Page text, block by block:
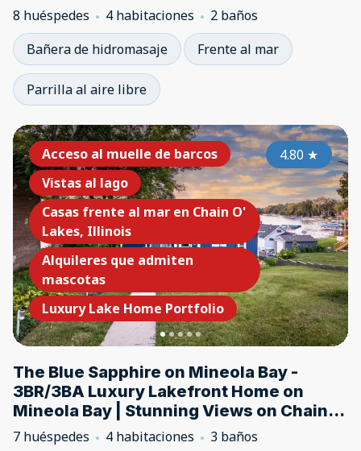
8 huéspedes 4 habitaciones
2 baños
Bañera de hidromasaje
Frente al mar
Parrilla al aire libre
Acceso al muelle de barcos
Vistas al lago
Casas frente al mar en Chain O'
Lakes, Illinois
Alquileres que admiten
mascotas
Luxury Lake Home Portfolio
4.80 ★
The Blue Sapphire on Mineola Bay -
3BR/3BA Luxury Lakefront Home on
Mineola Bay | Stunning Views on Chain O
Lakes
7 huéspedes 4 habitaciones
3 baños